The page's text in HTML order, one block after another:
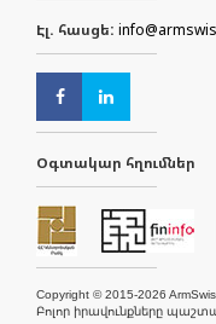
Էլ. հասցե:
Օգտակար հղումներ
Copyright © 2015-2026
Բոլոր իրավունքները